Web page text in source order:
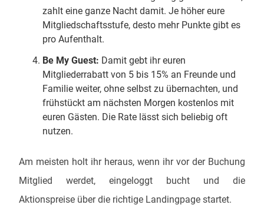
zahlt eine ganze Nacht damit. Je höher eure
Mitgliedschaftsstufe, desto mehr Punkte gibt es
pro Aufenthalt.
Be My Guest: Damit gebt ihr euren
Mitgliederrabatt von 5 bis 15% an Freunde und
Familie weiter, ohne selbst zu übernachten, und
frühstückt am nächsten Morgen kostenlos mit
euren Gästen. Die Rate lässt sich beliebig oft
nutzen.
Am meisten holt ihr heraus, wenn ihr vor der Buchung
Mitglied werdet, eingeloggt bucht und die
Aktionspreise über die richtige Landingpage startet.